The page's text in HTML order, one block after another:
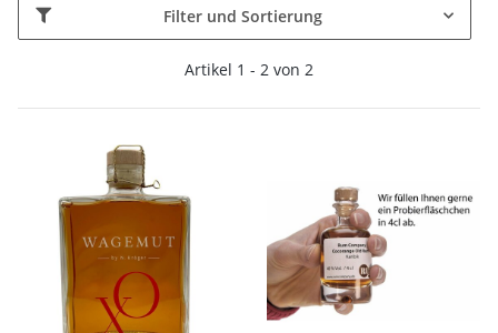
Filter und Sortierung
Artikel 1 - 2 von 2